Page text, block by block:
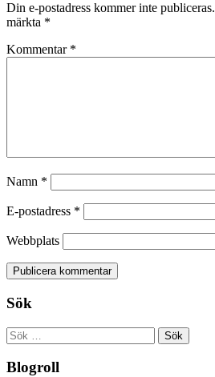
Din e-postadress kommer inte publiceras.
märkta *
Kommentar *
Namn *
E-postadress *
Webbplats
Sök
Sök
efter:
Blogroll